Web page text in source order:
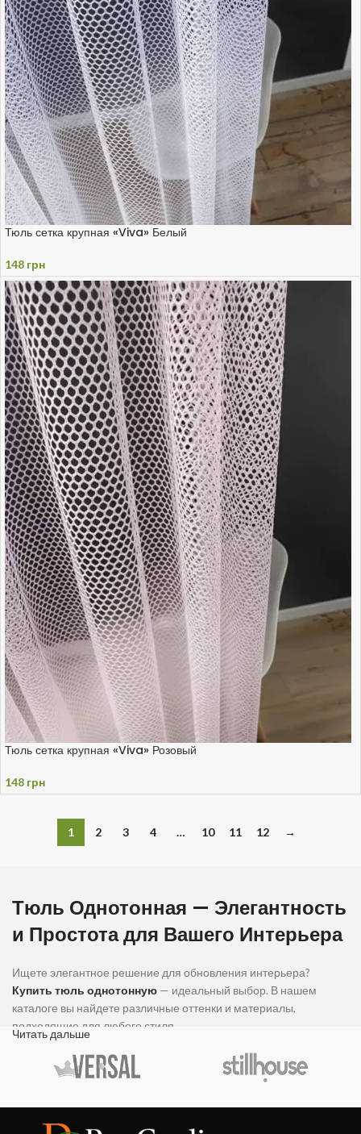
Тюль сетка крупная «Viva» Белый
148 грн
Тюль сетка крупная «Viva» Розовый
148 грн
1 2 3 4 … 10 11 12 →
Тюль Однотонная — Элегантность
и Простота для Вашего Интерьера
Ищете элегантное решение для обновления интерьера?
Купить тюль однотонную — идеальный выбор. В нашем
каталоге вы найдете различные оттенки и материалы,
подходящие для любого стиля.
У нас вы можете найти и приобрести:
Лаконичность и Стиль
Читать дальше